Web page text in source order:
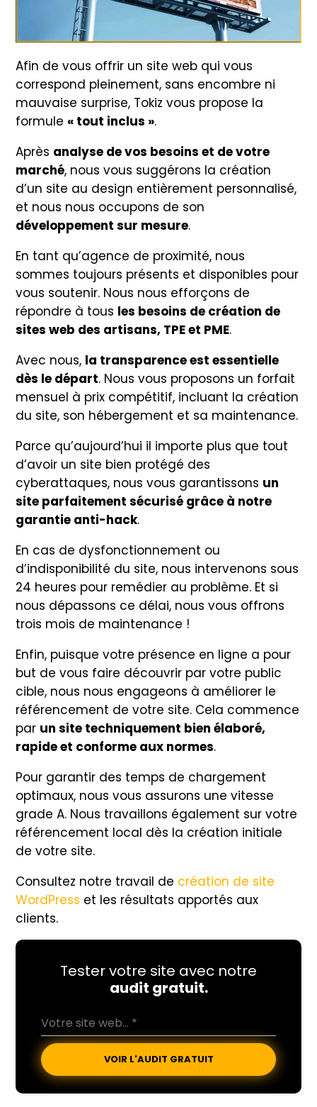
Afin de vous offrir un site web qui vous
correspond pleinement, sans encombre ni
mauvaise surprise, Tokiz vous propose la
formule « tout inclus ».
Après analyse de vos besoins et de votre
marché, nous vous suggérons la création
d’un site au design entièrement personnalisé,
et nous nous occupons de son
développement sur mesure.
En tant qu’agence de proximité, nous
sommes toujours présents et disponibles pour
vous soutenir. Nous nous efforçons de
répondre à tous les besoins de création de
sites web des artisans, TPE et PME.
Avec nous, la transparence est essentielle
dès le départ. Nous vous proposons un forfait
mensuel à prix compétitif, incluant la création
du site, son hébergement et sa maintenance.
Parce qu’aujourd’hui il importe plus que tout
d’avoir un site bien protégé des
cyberattaques, nous vous garantissons un
site parfaitement sécurisé grâce à notre
garantie anti-hack.
En cas de dysfonctionnement ou
d’indisponibilité du site, nous intervenons sous
24 heures pour remédier au problème. Et si
nous dépassons ce délai, nous vous offrons
trois mois de maintenance !
Enfin, puisque votre présence en ligne a pour
but de vous faire découvrir par votre public
cible, nous nous engageons à améliorer le
référencement de votre site. Cela commence
par un site techniquement bien élaboré,
rapide et conforme aux normes.
Pour garantir des temps de chargement
optimaux, nous vous assurons une vitesse
grade A. Nous travaillons également sur votre
référencement local dès la création initiale
de votre site.
Consultez notre travail de création de site
WordPress et les résultats apportés aux
clients.
Tester votre site avec notre
audit gratuit.
VOIR L'AUDIT GRATUIT